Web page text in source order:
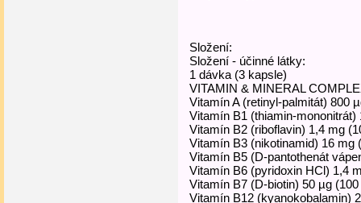
Složení:
Složení - účinné látky:
1 dávka (3 kapsle)
VITAMIN & MINERAL
Vitamín A (retinyl-palmitát) 800
Vitamín B1 (thiamin-
Vitamín B2 (riboflavin) 1,4 mg
Vitamín B3 (nikotinamid) 16 mg
Vitamín B5 (D-pantothenát
Vitamín B6 (pyridoxin HCl) 1,4
Vitamín B7 (D-biotin) 50 µg
Vitamín B12 (kyanokobalamin)